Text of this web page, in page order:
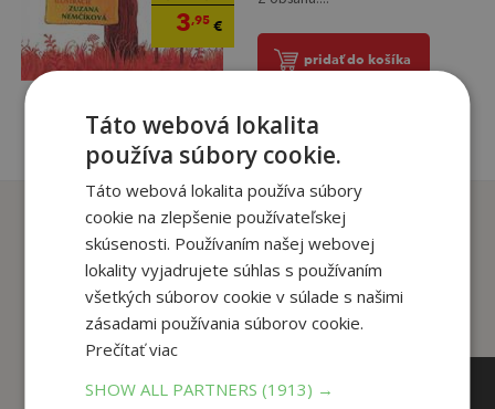
3,95 €
pridať do košíka
Zákazníci, ktorí si kúpili
tento titul si tiež kúpili
Táto webová lokalita
používa súbory cookie.
Táto webová lokalita používa súbory
cookie na zlepšenie používateľskej
skúsenosti. Používaním našej webovej
lokality vyjadrujete súhlas s používaním
všetkých súborov cookie v súlade s našimi
zásadami používania súborov cookie.
Prečítať viac
SHOW ALL PARTNERS(1913) →